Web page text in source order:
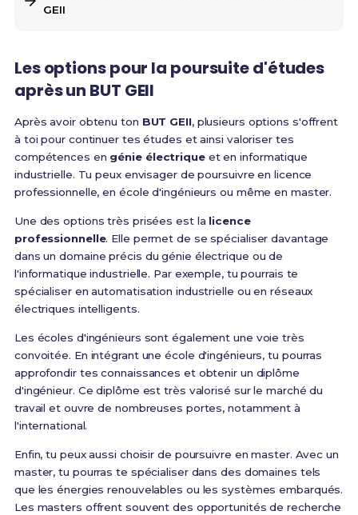
GEII
Les options pour la poursuite d'études
après un BUT GEII
Après avoir obtenu ton BUT GEII, plusieurs options s'offrent
à toi pour continuer tes études et ainsi valoriser tes
compétences en génie électriqueet en informatique
industrielle. Tu peux envisager de poursuivre en licence
professionnelle, en école d'ingénieurs ou même en master.
Une des options très prisées est la licence
professionnelle. Elle permet de se spécialiser davantage
dans un domaine précis du génie électrique ou de
l'informatique industrielle. Par exemple, tu pourrais te
spécialiser en automatisation industrielle ou en réseaux
électriques intelligents.
Les écoles d'ingénieurs sont également une voie très
convoitée. En intégrant une école d'ingénieurs, tu pourras
approfondir tes connaissances et obtenir un diplôme
d'ingénieur. Ce diplôme est très valorisé sur le marché du
travail et ouvre de nombreuses portes, notamment à
l'international.
Enfin, tu peux aussi choisir de poursuivre en master. Avec un
master, tu pourras te spécialiser dans des domaines tels
que les énergies renouvelables ou les systèmes embarqués.
Les masters offrent souvent des opportunités de recherche